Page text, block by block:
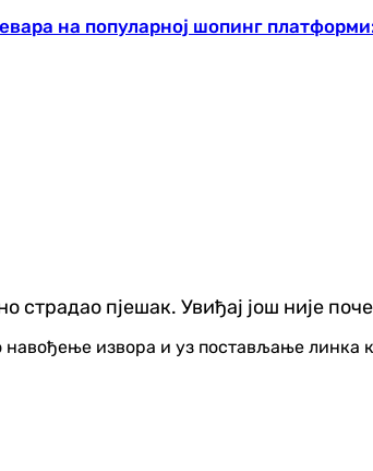
на популарној шопинг
пјешак. Увиђај још није
извора и уз постављање линка